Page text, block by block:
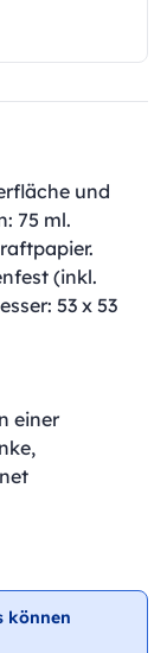
und
75 ml.
(inkl.
53 x 53
einer
können